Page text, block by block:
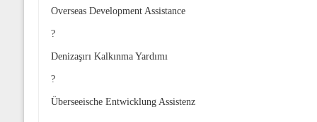
Overseas Development Assistance
?
Denizaşırı Kalkınma Yardımı
?
Überseeische Entwicklung Assistenz